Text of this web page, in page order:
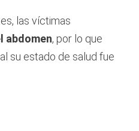
las víctimas
abdomen, por lo que
su estado de salud fue